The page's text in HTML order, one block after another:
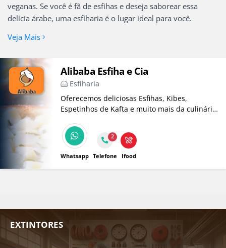
veganas. Se você é fã de esfihas e deseja saborear essa
delícia árabe, uma esfiharia é o lugar ideal para você.
Veja Mais
Alibaba Esfiha e Cia
Esfiharia
Oferecemos deliciosas Esfihas, Kibes,
Espetinhos de Kafta e muito mais da culinária
Whatsapp
2
Telefone Ifood
EXTINTORES